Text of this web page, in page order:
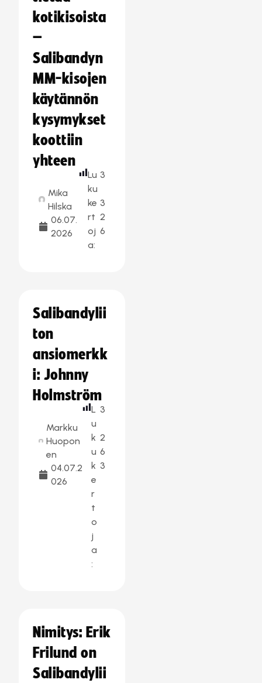
kotikisoista
–
Salibandyn
MM-kisojen
käytännön
kysymykset
koottiin
yhteen
Mika
Hilska
06.07.
2026
Lu
ku
ke
rt
oj
a:
3
3
2
6
Salibandylii
ton
ansiomerkk
i: Johnny
Holmström
Markku
Huopon
en
04.07.2
026
L
u
k
u
k
e
r
t
o
j
a
:
3
2
6
3
Nimitys: Erik
Frilund on
Salibandylii